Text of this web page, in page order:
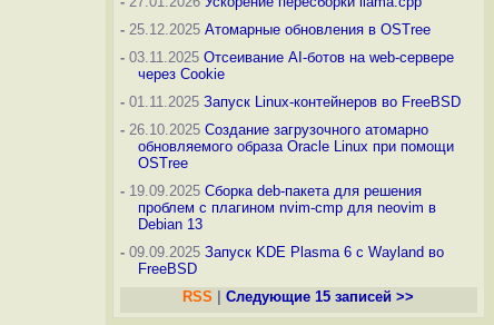
-25.12.2025 Атомарные обновления в OSTree
-03.11.2025 Отсеивание AI-ботов на web-сервере
через Cookie
-01.11.2025 Запуск Linux-контейнеров во FreeBSD
-26.10.2025 Создание загрузочного атомарно
обновляемого образа Oracle Linux при помощи
OSTree
-19.09.2025 Сборка deb-пакета для решения
проблем с плагином nvim-cmp для neovim в
Debian 13
-09.09.2025 Запуск KDE Plasma 6 с Wayland во
FreeBSD
RSS
Следующие 15 записей >>